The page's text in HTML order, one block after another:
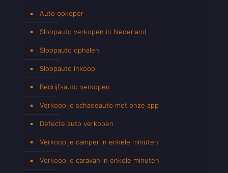
Auto opkoper
Sloopauto verkopen in Nederland
Sloopauto ophalen
Sloopauto inkoop
Bedrijfsauto verkopen
Verkoop je schadeauto met onze app
Defecte auto verkopen
Verkoop je camper in enkele minuten
Verkoop je caravan in enkele minuten